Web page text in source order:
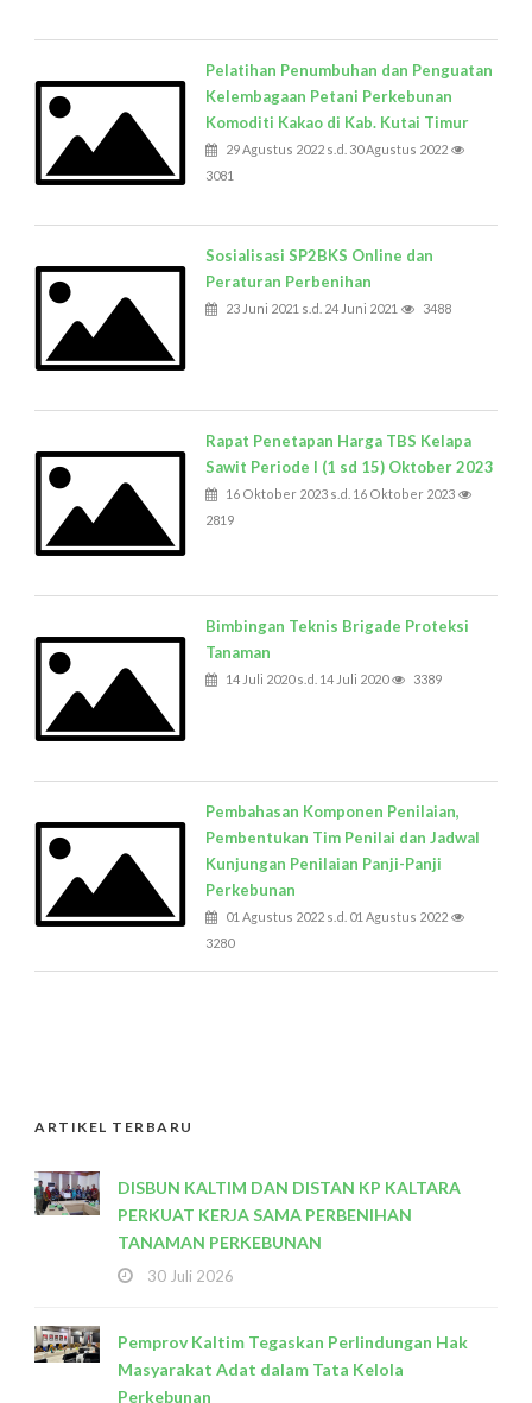
Pelatihan Penumbuhan dan Penguatan
Kelembagaan Petani Perkebunan
Komoditi Kakao di Kab. Kutai Timur
29 Agustus 2022 s.d. 30 Agustus 2022
3081
Sosialisasi SP2BKS Online dan
Peraturan Perbenihan
23 Juni 2021 s.d. 24 Juni 2021 3488
Rapat Penetapan Harga TBS Kelapa
Sawit Periode I (1 sd 15) Oktober 2023
16 Oktober 2023 s.d. 16 Oktober 2023
2819
Bimbingan Teknis Brigade Proteksi
Tanaman
14 Juli 2020 s.d. 14 Juli 2020 3389
Pembahasan Komponen Penilaian,
Pembentukan Tim Penilai dan Jadwal
Kunjungan Penilaian Panji-Panji
Perkebunan
01 Agustus 2022 s.d. 01 Agustus 2022
3280
ARTIKEL TERBARU
DISBUN KALTIM DAN DISTAN KP KALTARA
PERKUAT KERJA SAMA PERBENIHAN
TANAMAN PERKEBUNAN
30 Juli 2026
Pemprov Kaltim Tegaskan Perlindungan Hak
Masyarakat Adat dalam Tata Kelola
Perkebunan